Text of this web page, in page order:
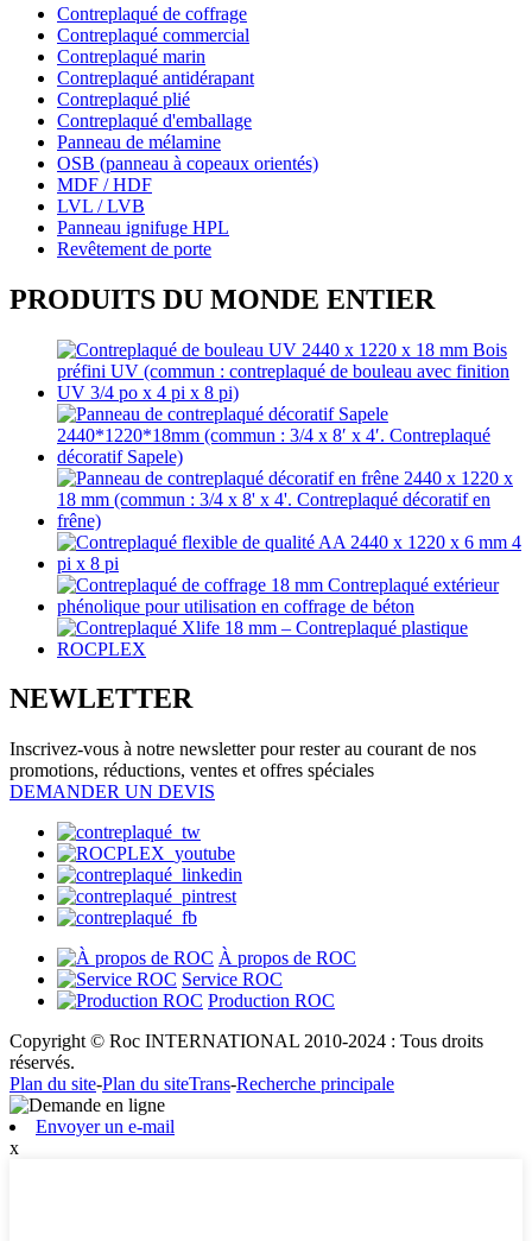
Contreplaqué de coffrage
Contreplaqué commercial
Contreplaqué marin
Contreplaqué antidérapant
Contreplaqué plié
Contreplaqué d'emballage
Panneau de mélamine
OSB (panneau à copeaux orientés)
MDF / HDF
LVL / LVB
Panneau ignifuge HPL
Revêtement de porte
PRODUITS DU MONDE ENTIER
NEWLETTER
Inscrivez-vous à notre newsletter pour rester au courant de nos
promotions, réductions, ventes et offres spéciales
DEMANDER UN DEVIS
À propos de ROC
Service ROC
Production ROC
Copyright © Roc INTERNATIONAL 2010-2024 : Tous droits
réservés.
Plan du site-Plan du siteTrans-Recherche principale
Envoyer un e-mail
x